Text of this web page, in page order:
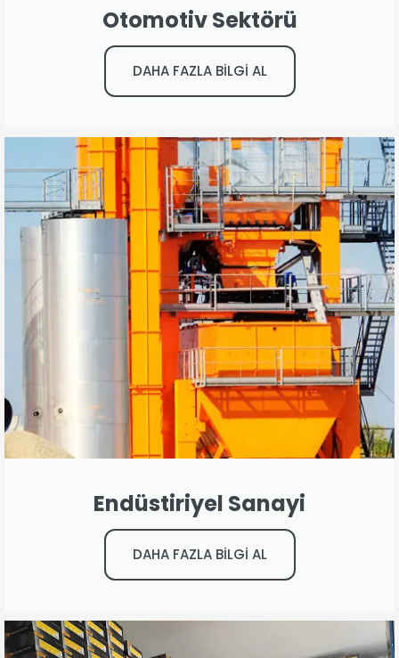
Otomotiv Sektörü
DAHA FAZLA BİLGİ AL
Endüstiriyel Sanayi
DAHA FAZLA BİLGİ AL